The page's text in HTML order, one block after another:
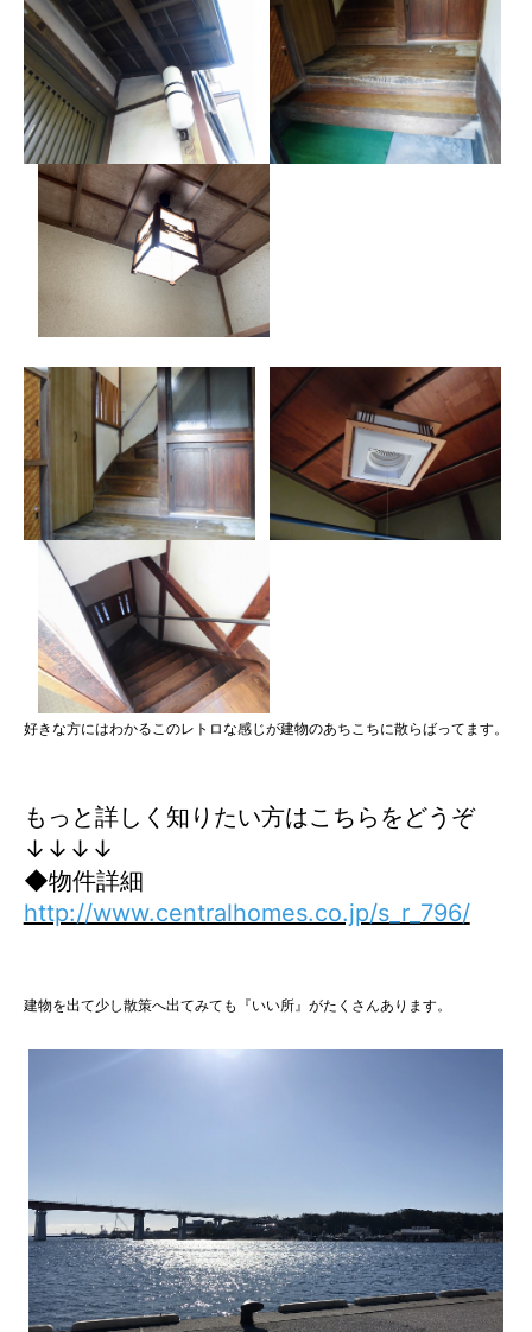
好きな方にはわかるこのレトロな感じが建物のあちこちに散らばってます。
もっと詳しく知りたい方はこちらをどうぞ
↓↓↓↓
◆物件詳細
http://www.centralhomes.co.jp/s_r_796/
建物を出て少し散策へ出てみても『いい所』がたくさんあります。